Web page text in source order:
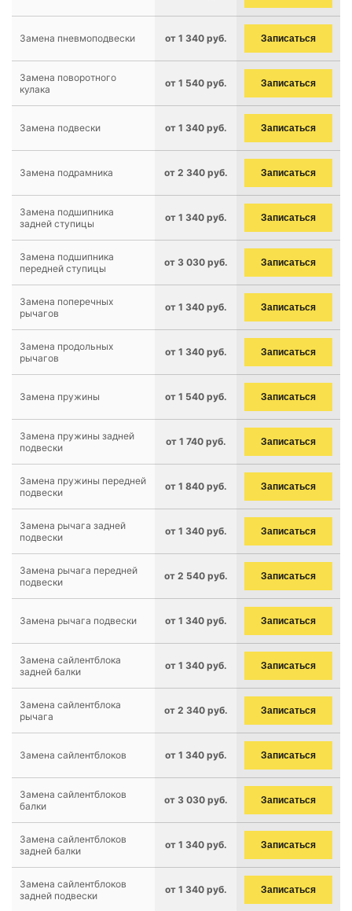
Замена пневмоподвески от 1 340 руб. Записаться
Замена поворотного
кулака
от 1 540 руб. Записаться
Замена подвески от 1 340 руб. Записаться
Замена подрамника от 2 340 руб. Записаться
Замена подшипника
задней ступицы
от 1 340 руб. Записаться
Замена подшипника
передней ступицы
от 3 030 руб. Записаться
Замена поперечных
рычагов
от 1 340 руб. Записаться
Замена продольных
рычагов
от 1 340 руб. Записаться
Замена пружины от 1 540 руб. Записаться
Замена пружины задней
подвески
от 1 740 руб. Записаться
Замена пружины передней
подвески
от 1 840 руб. Записаться
Замена рычага задней
подвески
от 1 340 руб. Записаться
Замена рычага передней
подвески
от 2 540 руб. Записаться
Замена рычага подвески от 1 340 руб. Записаться
Замена сайлентблока
задней балки
от 1 340 руб. Записаться
Замена сайлентблока
рычага
от 2 340 руб. Записаться
Замена сайлентблоков от 1 340 руб. Записаться
Замена сайлентблоков
балки
от 3 030 руб. Записаться
Замена сайлентблоков
задней балки
от 1 340 руб. Записаться
Замена сайлентблоков
задней подвески
от 1 340 руб. Записаться